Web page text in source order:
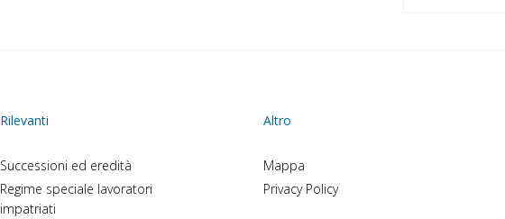
Rilevanti
Successioni ed eredità
Regime speciale lavoratori
impatriati
Altro
Mappa
Privacy Policy